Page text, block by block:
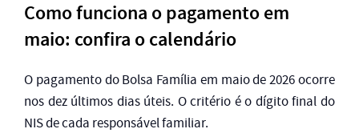
Como funciona o pagamento em
maio: confira o calendário
O pagamento do Bolsa Família em maio de 2026 ocorre
nos dez últimos dias úteis. O critério é o dígito final do
NIS de cada responsável familiar.